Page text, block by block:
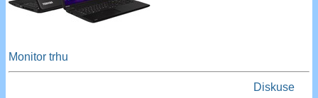
Monitor trhu
Diskuse